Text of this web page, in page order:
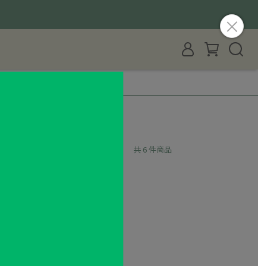
共 6 件商品